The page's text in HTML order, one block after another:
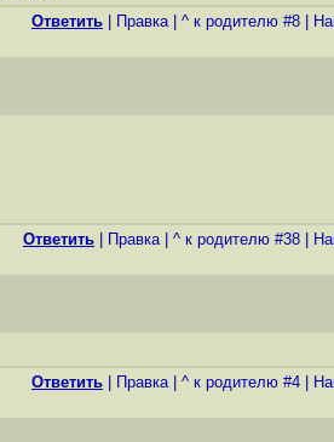
Ответить Правка| ^ к родителю #8
Ответить Правка| ^ к родителю #38
Ответить Правка| ^ к родителю #4